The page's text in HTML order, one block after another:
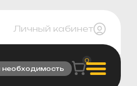
Личный кабинет
необходимость
0